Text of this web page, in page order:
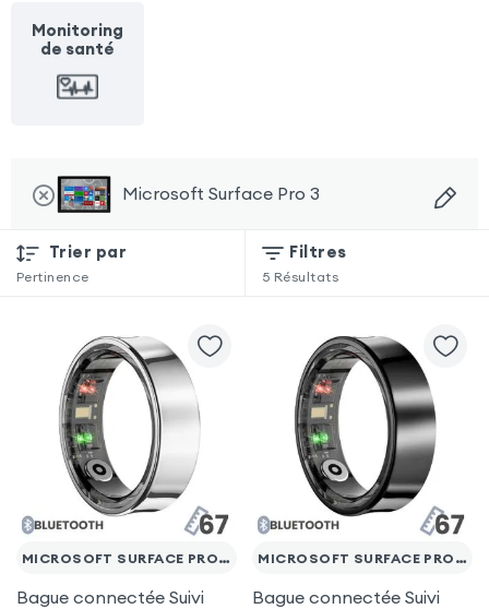
Monitoring
de santé
Microsoft Surface Pro 3
Trier par
Pertinence
Filtres
5 Résultats
MICROSOFT SURFACE PRO 3
Bague connectée Suivi
MICROSOFT SURFACE PRO 3
Bague connectée Suivi